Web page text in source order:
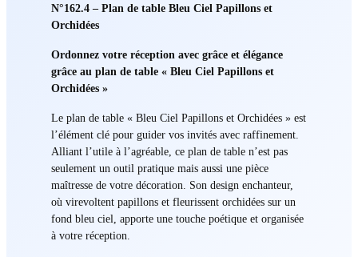
N°162.4 – Plan de table Bleu Ciel Papillons et
Orchidées
Ordonnez votre réception avec grâce et élégance
grâce au plan de table « Bleu Ciel Papillons et
Orchidées »
Le plan de table « Bleu Ciel Papillons et Orchidées » est
l’élément clé pour guider vos invités avec raffinement.
Alliant l’utile à l’agréable, ce plan de table n’est pas
seulement un outil pratique mais aussi une pièce
maîtresse de votre décoration. Son design enchanteur,
où virevoltent papillons et fleurissent orchidées sur un
fond bleu ciel, apporte une touche poétique et organisée
à votre réception.